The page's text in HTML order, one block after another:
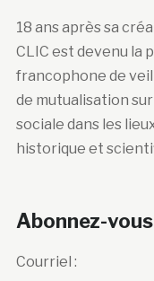
18 ans après sa
CLIC est devenu la
francophone de
de mutualisation
sociale dans les
historique et
Abonnez-
Courriel :